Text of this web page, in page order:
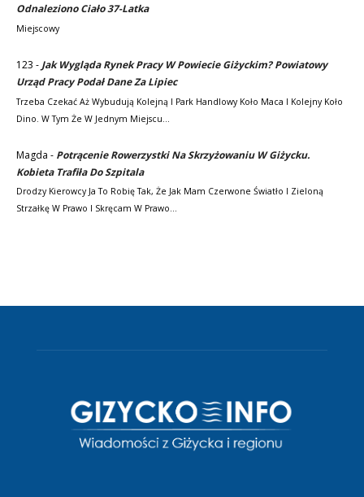
Odnaleziono Ciało 37-Latka
Miejscowy
123 - Jak Wygląda Rynek Pracy W Powiecie Giżyckim? Powiatowy
Urząd Pracy Podał Dane Za Lipiec
Trzeba Czekać Aż Wybudują Kolejną I Park Handlowy Koło Maca I Kolejny Koło
Dino. W Tym Że W Jednym Miejscu…
Magda - Potrącenie Rowerzystki Na Skrzyżowaniu W Giżycku.
Kobieta Trafiła Do Szpitala
Drodzy Kierowcy Ja To Robię Tak, Że Jak Mam Czerwone Światło I Zieloną
Strzałkę W Prawo I Skręcam W Prawo…